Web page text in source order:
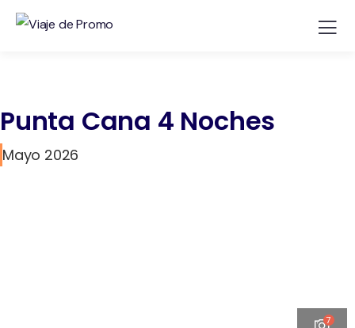
Punta Cana 4 Noches
Mayo 2026
7